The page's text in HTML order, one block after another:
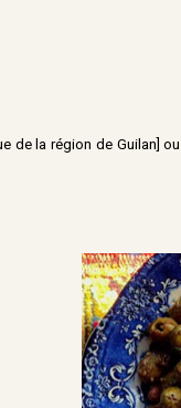
de la région de Guilan]